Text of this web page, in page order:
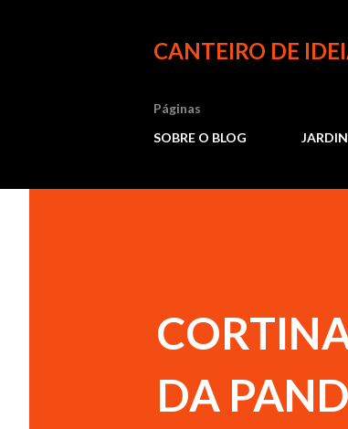
CANTEIRO DE
Páginas
SOBRE O BLOG
DA